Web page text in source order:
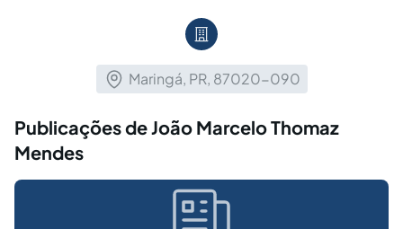
Maringá, PR, 87020-090
Publicações de João Marcelo Thomaz
Mendes